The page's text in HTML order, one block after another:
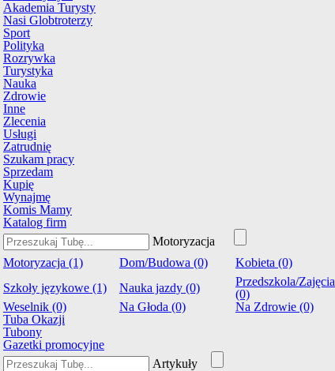
Akademia Turysty
Nasi Globtroterzy
Sport
Polityka
Rozrywka
Turystyka
Nauka
Zdrowie
Inne
Zlecenia
Usługi
Zatrudnię
Szukam pracy
Sprzedam
Kupię
Wynajmę
Komis Mamy
Katalog firm
Motoryzacja
Motoryzacja (1)
Dom/Budowa (0) Kobieta (0)
Szkoły językowe (1)
Nauka jazdy (0)
Przedszkola/Zajęcia
(0)
Weselnik (0)
Na Głoda (0) Na Zdrowie (0)
Tuba Okazji
Tubony
Gazetki promocyjne
Artykuły